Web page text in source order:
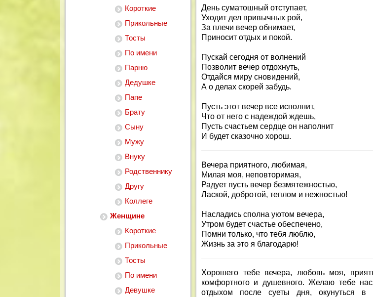
Короткие
Прикольные
Тосты
По имени
Парню
Дедушке
Папе
Брату
Сыну
Мужу
Внуку
Родственнику
Другу
Коллеге
Женщине
Короткие
Прикольные
Тосты
По имени
Девушке
День суматошный отступает,
Уходит дел привычных рой,
За плечи вечер обнимает,
Приносит отдых и покой.
Пускай сегодня от волнений
Позволит вечер отдохнуть,
Отдайся миру сновидений,
А о делах скорей забудь.
Пусть этот вечер все исполнит,
Что от него с надеждой ждешь,
Пусть счастьем сердце он наполнит
И будет сказочно хорош.
Вечера приятного, любимая,
Милая моя, неповторимая,
Радует пусть вечер безмятежностью,
Лаской, добротой, теплом и нежностью!
Насладись сполна уютом вечера,
Утром будет счастье обеспечено,
Помни только, что тебя люблю,
Жизнь за это я благодарю!
Хорошего тебе вечера, любовь моя,
комфортного и душевного. Желаю тебе
отдыхом после суеты дня, окунуться в